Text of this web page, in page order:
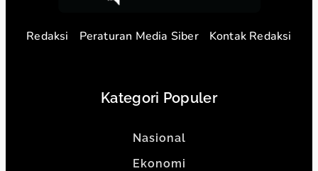
Redaksi Peraturan Media Siber Kontak Redaksi
Kategori Populer
Nasional
Ekonomi